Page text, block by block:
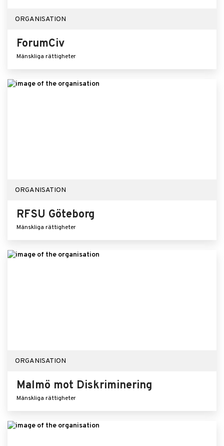
ORGANISATION
ForumCiv
Mänskliga rättigheter
ORGANISATION
RFSU Göteborg
Mänskliga rättigheter
ORGANISATION
Malmö mot Diskriminering
Mänskliga rättigheter